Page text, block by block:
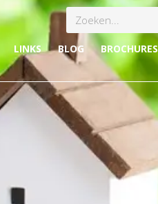
Zoeken
LINKS BLOG BROCHURES